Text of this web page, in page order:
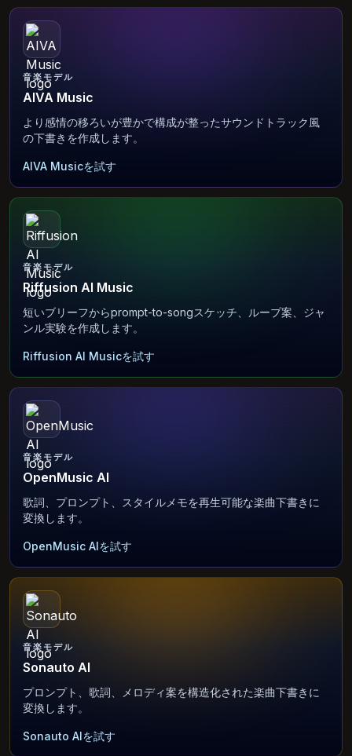
音楽モデル
AIVA Music
より感情の移ろいが豊かで構成が整ったサウンドトラック風
の下書きを作成します。
AIVA Musicを試す
音楽モデル
Riffusion AI Music
短いブリーフからprompt-to-songスケッチ、ループ案、ジャ
ンル実験を作成します。
Riffusion AI Musicを試す
音楽モデル
OpenMusic AI
歌詞、プロンプト、スタイルメモを再生可能な楽曲下書きに
変換します。
OpenMusic AIを試す
音楽モデル
Sonauto AI
プロンプト、歌詞、メロディ案を構造化された楽曲下書きに
変換します。
Sonauto AIを試す